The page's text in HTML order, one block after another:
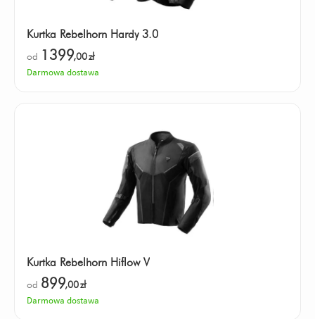
Kurtka Rebelhorn Hardy 3.0
od 1399,00zł
Darmowa dostawa
Kurtka Rebelhorn Hiflow V
od 899,00zł
Darmowa dostawa